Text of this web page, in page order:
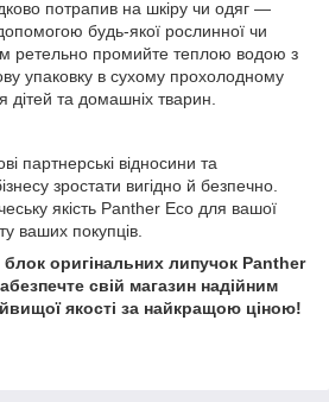
потрапив на шкіру чи одяг —
будь-якої рослинної чи
ретельно промийте теплою водою з
упаковку в сухому прохолодному
дітей та домашніх тварин.
партнерські відносини та
зростати вигідно й безпечно.
якість Panther Eco для вашої
ваших покупців.
оригінальних липучок Panther
свій магазин надійним
якості за найкращою ціною!